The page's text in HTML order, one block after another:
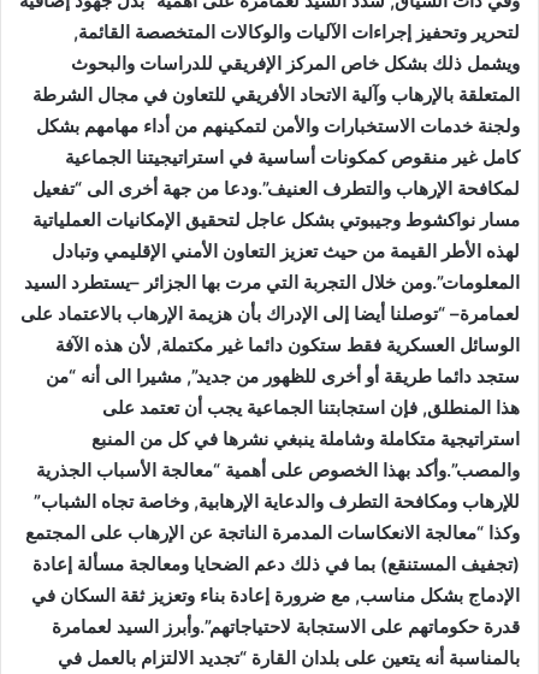
لتحرير وتحفيز إجراءات الآليات والوكالات المتخصصة القائمة,
ويشمل ذلك بشكل خاص المركز الإفريقي للدراسات والبحوث
المتعلقة بالإرهاب وآلية الاتحاد الأفريقي للتعاون في مجال الشرطة
ولجنة خدمات الاستخبارات والأمن لتمكينهم من أداء مهامهم بشكل
كامل غير منقوص كمكونات أساسية في استراتيجيتنا الجماعية
لمكافحة الإرهاب والتطرف العنيف”.ودعا من جهة أخرى الى “تفعيل
مسار نواكشوط وجيبوتي بشكل عاجل لتحقيق الإمكانيات العملياتية
لهذه الأطر القيمة من حيث تعزيز التعاون الأمني الإقليمي وتبادل
المعلومات”.ومن خلال التجربة التي مرت بها الجزائر –يستطرد السيد
لعمامرة– “توصلنا أيضا إلى الإدراك بأن هزيمة الإرهاب بالاعتماد على
الوسائل العسكرية فقط ستكون دائما غير مكتملة, لأن هذه الآفة
ستجد دائما طريقة أو أخرى للظهور من جديد”, مشيرا الى أنه “من
هذا المنطلق, فإن استجابتنا الجماعية يجب أن تعتمد على
استراتيجية متكاملة وشاملة ينبغي نشرها في كل من المنبع
والمصب”.وأكد بهذا الخصوص على أهمية “معالجة الأسباب الجذرية
للإرهاب ومكافحة التطرف والدعاية الإرهابية, وخاصة تجاه الشباب”
وكذا “معالجة الانعكاسات المدمرة الناتجة عن الإرهاب على المجتمع
(تجفيف المستنقع) بما في ذلك دعم الضحايا ومعالجة مسألة إعادة
الإدماج بشكل مناسب, مع ضرورة إعادة بناء وتعزيز ثقة السكان في
قدرة حكوماتهم على الاستجابة لاحتياجاتهم”.وأبرز السيد لعمامرة
بالمناسبة أنه يتعين على بلدان القارة “تجديد الالتزام بالعمل في